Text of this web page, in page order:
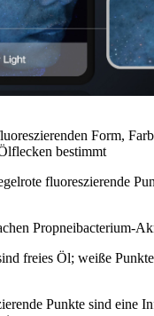
Form,
bestimmt
fluoreszierende
Propneibacterium-
freies Öl; weiße
Punkte sind eine